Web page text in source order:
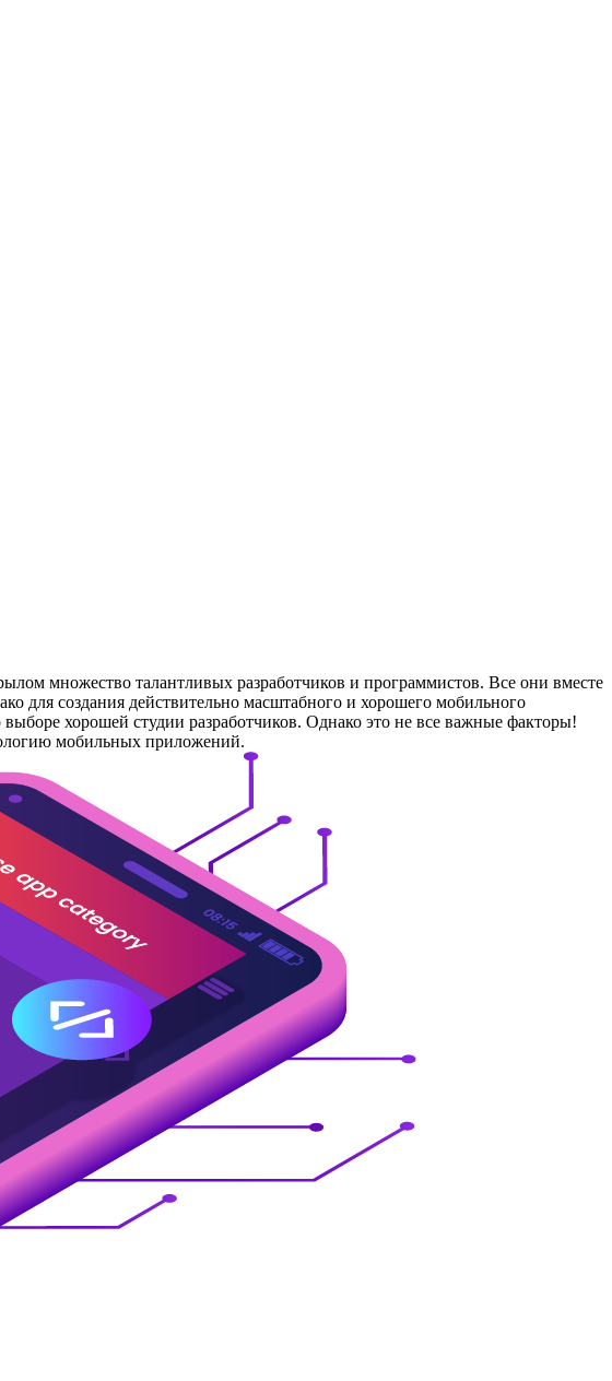
множество талантливых разработчиков и программистов. Все они вместе
для создания действительно масштабного и хорошего мобильного
хорошей студии разработчиков. Однако это не все важные факторы!
мобильных приложений.